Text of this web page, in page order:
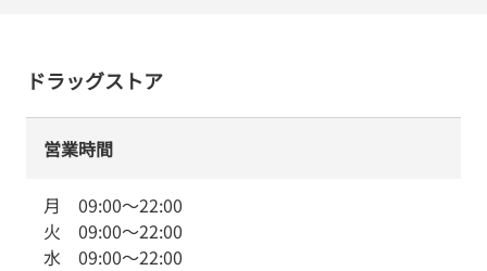
ドラッグストア
営業時間
月 09:00～22:00
火 09:00～22:00
水 09:00～22:00